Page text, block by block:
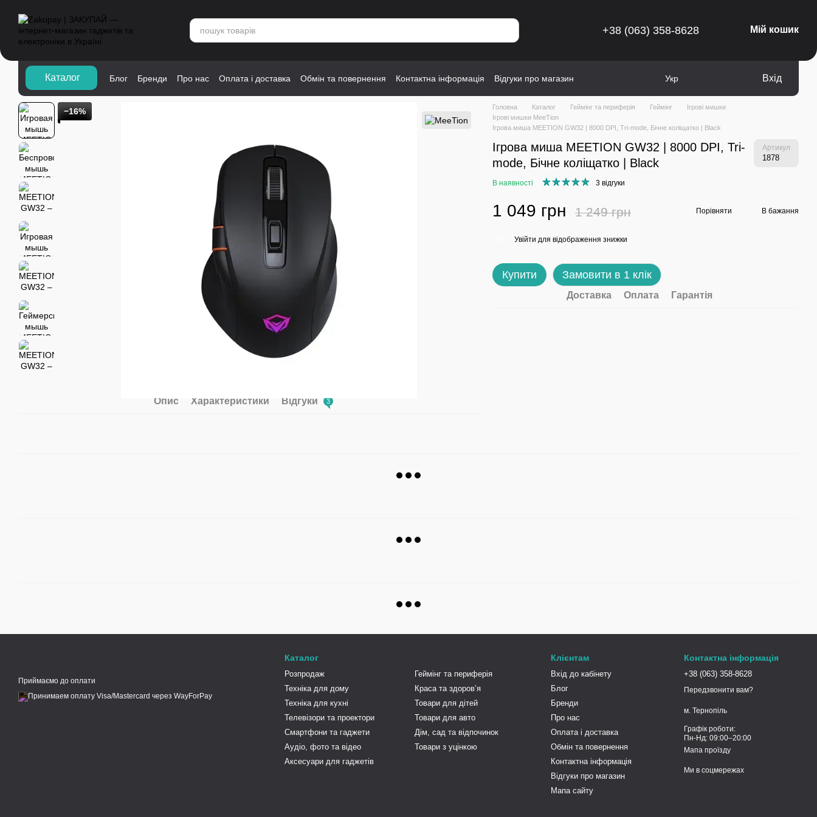
+38 (063) 358-8628 Мій кошик
Каталог">
Каталог Блог Бренди Про нас Оплата і доставка Обмін та повернення Контактна інформація Відгуки про магазин Укр Вхід
−16%
Опис Характеристики Відгуки 3
Головна Каталог Геймінг та периферія Геймінг
Ігрові мишки
Ігрові мишки MeeTion
Ігрова миша MEETION GW32 | 8000 DPI, Tri-mode, Бічне коліщатко | Black
Ігрова миша MEETION GW32 | 8000 DPI, Tri-
mode, Бічне коліщатко | Black
Артикул
1878
В наявності 3 відгуки
1 049 грн 1 249 грн Порівняти В бажання
Увійти для відображення знижки
Купити Замовити в 1 клік
Доставка Оплата Гарантія
Приймаємо до оплати
Каталог
Розпродаж
Техніка для дому
Техніка для кухні
Телевізори та проектори
Смартфони та гаджети
Аудіо, фото та відео
Аксесуари для гаджетів
Геймінг та периферія
Краса та здоровʼя
Товари для дітей
Товари для авто
Дім, сад та відпочинок
Товари з уцінкою
Клієнтам
Вхід до кабінету
Блог
Бренди
Про нас
Оплата і доставка
Обмін та повернення
Контактна інформація
Відгуки про магазин
Мапа сайту
Контактна інформація
+38 (063) 358-8628
Передзвонити вам?
м. Тернопіль
Графік роботи:
Пн-Нд: 09:00–20:00
Мапа проїзду
Ми в соцмережах